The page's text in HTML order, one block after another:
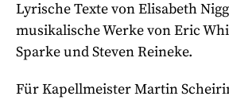
Lyrische Texte von Elisabeth
musikalische Werke von Eric
Sparke und Steven Reineke.
Für Kapellmeister Martin